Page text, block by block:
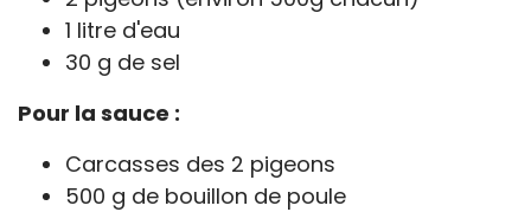
1 litre d'eau
30 g de sel
Pour la sauce :
Carcasses des 2 pigeons
500 g de bouillon de poule